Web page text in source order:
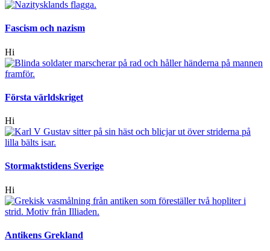
Fascism och nazism
Hi
Första världskriget
Hi
Stormaktstidens Sverige
Hi
Antikens Grekland